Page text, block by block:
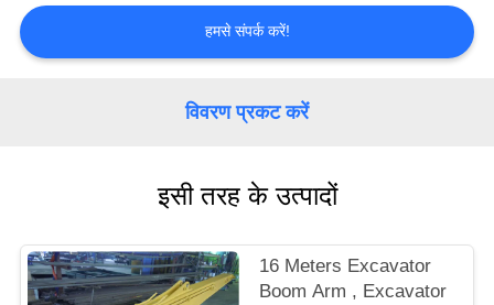
हमसे
संपर्क
सभी
मामलों
हमसे संपर्क करें!
विवरण प्रकट करें
इसी तरह के उत्पादों
16 Meters Excavator
Boom Arm , Excavator